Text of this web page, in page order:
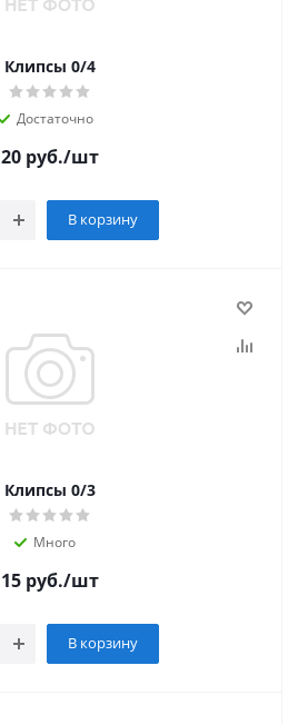
Клипсы 0/4
Достаточно
20 руб./шт
В корзину
Клипсы 0/3
Много
15 руб./шт
В корзину